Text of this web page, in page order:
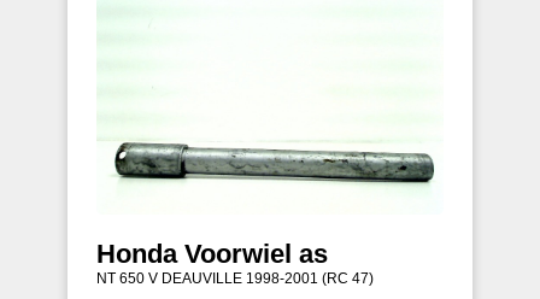
Honda Voorwiel as
NT 650 V DEAUVILLE 1998-2001 (RC 47)